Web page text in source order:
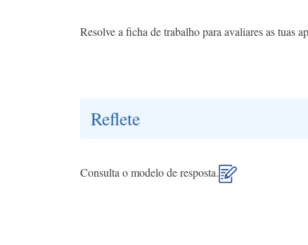
Resolve a ficha de trabalho para avaliares as tuas
Reflete
Consulta o modelo de resposta.